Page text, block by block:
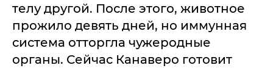
телу другой. После этого, животное
прожило девять дней, но иммунная
система отторгла чужеродные
органы. Сейчас Канаверо готовит